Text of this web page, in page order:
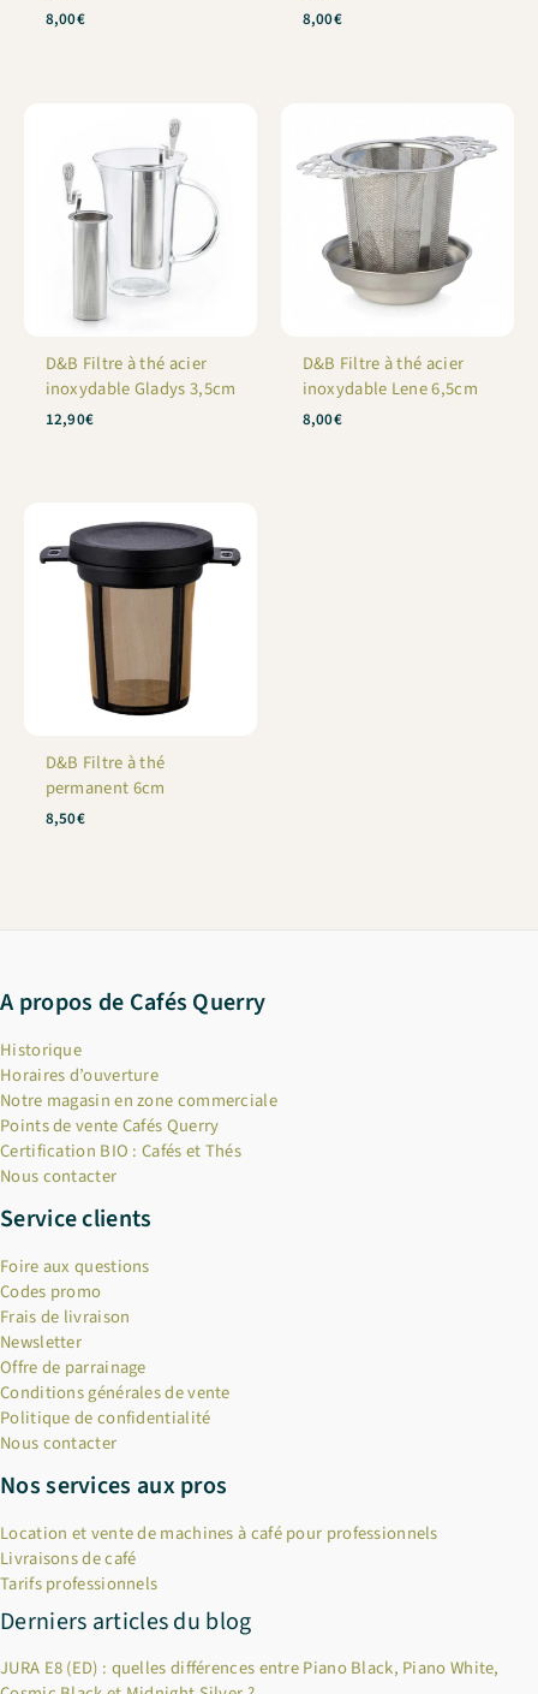
8,00€ 8,00€
D&B Filtre à thé acier
inoxydable Gladys 3,5cm
12,90€
D&B Filtre à thé acier
inoxydable Lene 6,5cm
8,00€
D&B Filtre à thé
permanent 6cm
8,50€
A propos de Cafés Querry
Historique
Horaires d’ouverture
Notre magasin en zone commerciale
Points de vente Cafés Querry
Certification BIO : Cafés et Thés
Nous contacter
Service clients
Foire aux questions
Codes promo
Frais de livraison
Newsletter
Offre de parrainage
Conditions générales de vente
Politique de confidentialité
Nous contacter
Nos services aux pros
Location et vente de machines à café pour professionnels
Livraisons de café
Tarifs professionnels
Derniers articles du blog
JURA E8 (ED) : quelles différences entre Piano Black, Piano White,